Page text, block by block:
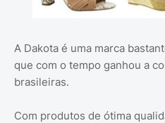
A Dakota é uma marca
que com o tempo ganhou a
brasileiras.
Com produtos de ótima